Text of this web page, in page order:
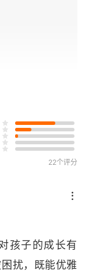
22个评分
孩子的成长有
扰，既能优雅